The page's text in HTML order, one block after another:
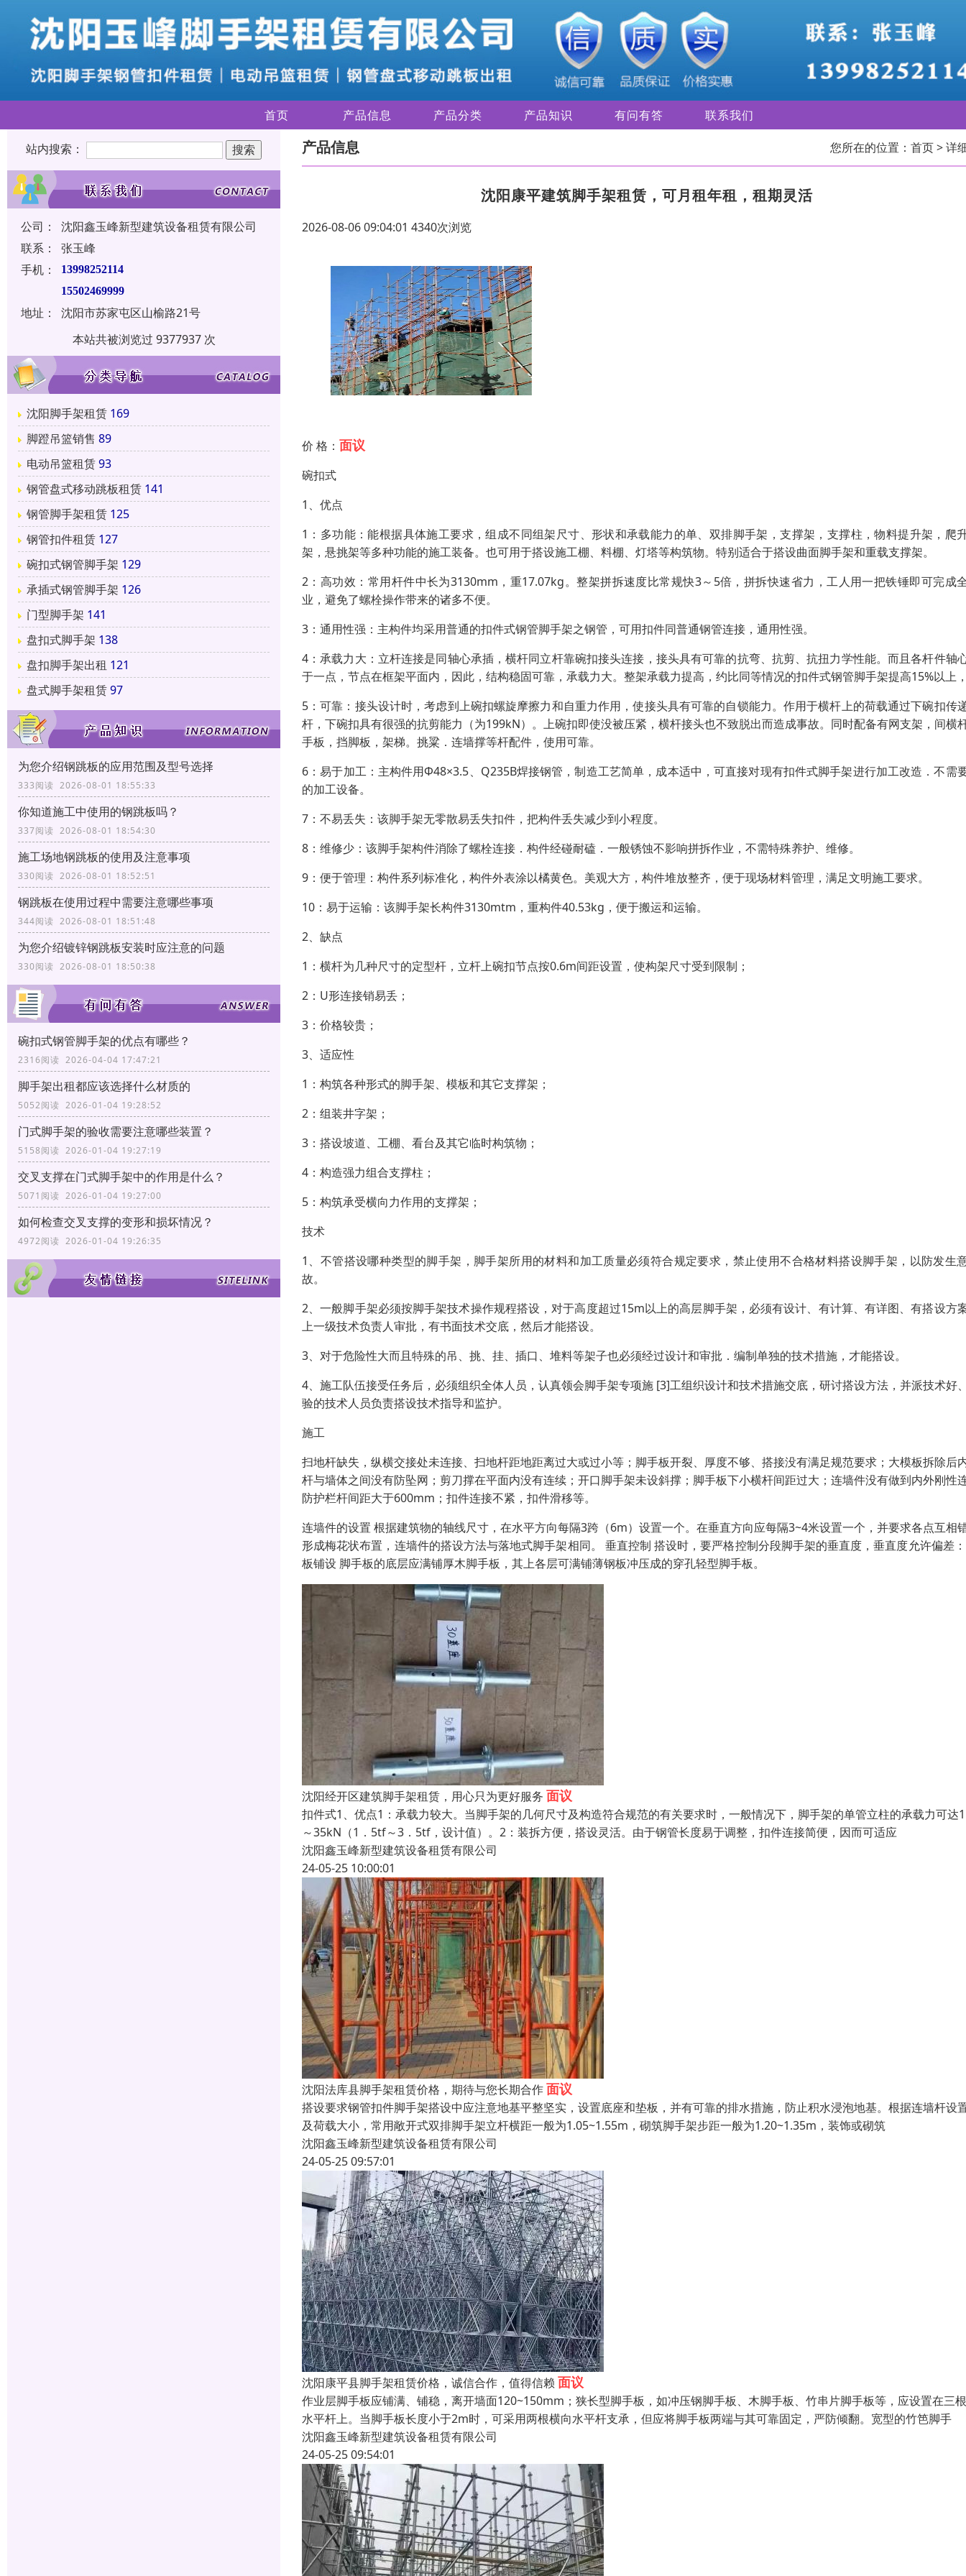
首页 产品信息 产品分类 产品知识 有问有答 联系我们
站内搜索：
公司：
沈阳鑫玉峰新型建筑设备租赁有限公司
联系：
张玉峰
手机：
13998252114
15502469999
地址：
沈阳市苏家屯区山榆路21号
本站共被浏览过 9377937 次
沈阳脚手架租赁 169
脚蹬吊篮销售 89
电动吊篮租赁93
钢管盘式移动跳板租赁 141
钢管脚手架租赁 125
钢管扣件租赁 127
碗扣式钢管脚手架 129
承插式钢管脚手架 126
门型脚手架 141
盘扣式脚手架 138
盘扣脚手架出租 121
盘式脚手架租赁97
为您介绍钢跳板的应用范围及型号选择
333阅读 2026-08-01 18:55:33
你知道施工中使用的钢跳板吗？
337阅读 2026-08-01 18:54:30
施工场地钢跳板的使用及注意事项
330阅读 2026-08-01 18:52:51
钢跳板在使用过程中需要注意哪些事项
344阅读 2026-08-01 18:51:48
为您介绍镀锌钢跳板安装时应注意的问题
330阅读 2026-08-01 18:50:38
碗扣式钢管脚手架的优点有哪些？
2316阅读 2026-04-04 17:47:21
脚手架出租都应该选择什么材质的
5052阅读 2026-01-04 19:28:52
门式脚手架的验收需要注意哪些装置？
5158阅读 2026-01-04 19:27:19
交叉支撑在门式脚手架中的作用是什么？
5071阅读 2026-01-04 19:27:00
如何检查交叉支撑的变形和损坏情况？
4972阅读 2026-01-04 19:26:35
产品信息 您所在的位置： 首页> 详
沈阳康平建筑脚手架租赁，可月租年租，租期灵活
2026-08-06 09:04:01 4340次浏览
价 格： 面议
碗扣式
1、优点
1：多功能：能根据具体施工要求，组成不同组架尺寸、形状和承载能力的单、双排脚手架，支撑架，支撑柱，物料提升架，爬
架，悬挑架等多种功能的施工装备。也可用于搭设施工棚、料棚、灯塔等构筑物。特别适合于搭设曲面脚手架和重载支撑架。
2：高功效：常用杆件中长为3130mm，重17.07kg。整架拼拆速度比常规快3～5倍，拼拆快速省力，工人用一把铁锤即可完成
业，避免了螺栓操作带来的诸多不便。
3：通用性强：主构件均采用普通的扣件式钢管脚手架之钢管，可用扣件同普通钢管连接，通用性强。
4：承载力大：立杆连接是同轴心承插，横杆同立杆靠碗扣接头连接，接头具有可靠的抗弯、抗剪、抗扭力学性能。而且各杆件轴
于一点，节点在框架平面内，因此，结构稳固可靠，承载力大。整架承载力提高，约比同等情况的扣件式钢管脚手架提高15%以上
5：可靠：接头设计时，考虑到上碗扣螺旋摩擦力和自重力作用，使接头具有可靠的自锁能力。作用于横杆上的荷载通过下碗扣传
杆，下碗扣具有很强的抗剪能力（为199kN）。上碗扣即使没被压紧，横杆接头也不致脱出而造成事故。同时配备有网支架，间横
手板，挡脚板，架梯。挑粱．连墙撑等杆配件，使用可靠。
6：易于加工：主构件用Φ48×3.5、Q235B焊接钢管，制造工艺简单，成本适中，可直接对现有扣件式脚手架进行加工改造．不需
的加工设备。
7：不易丢失：该脚手架无零散易丢失扣件，把构件丢失减少到小程度。
8：维修少：该脚手架构件消除了螺栓连接．构件经碰耐磕．一般锈蚀不影响拼拆作业，不需特殊养护、维修。
9：便于管理：构件系列标准化，构件外表涂以橘黄色。美观大方，构件堆放整齐，便于现场材料管理，满足文明施工要求。
10：易于运输：该脚手架长构件3130mtm，重构件40.53kg，便于搬运和运输。
2、缺点
1：横杆为几种尺寸的定型杆，立杆上碗扣节点按0.6m间距设置，使构架尺寸受到限制；
2：U形连接销易丢；
3：价格较贵；
3、适应性
1：构筑各种形式的脚手架、模板和其它支撑架；
2：组装井字架；
3：搭设坡道、工棚、看台及其它临时构筑物；
4：构造强力组合支撑柱；
5：构筑承受横向力作用的支撑架；
技术
1、不管搭设哪种类型的脚手架，脚手架所用的材料和加工质量必须符合规定要求，禁止使用不合格材料搭设脚手架，以防发生
故。
2、一般脚手架必须按脚手架技术操作规程搭设，对于高度超过15m以上的高层脚手架，必须有设计、有计算、有详图、有搭设方
上一级技术负责人审批，有书面技术交底，然后才能搭设。
3、对于危险性大而且特殊的吊、挑、挂、插口、堆料等架子也必须经过设计和审批．编制单独的技术措施，才能搭设。
4、施工队伍接受任务后，必须组织全体人员，认真领会脚手架专项施 [3]工组织设计和技术措施交底，研讨搭设方法，并派技术好
验的技术人员负责搭设技术指导和监护。
施工
扫地杆缺失，纵横交接处未连接、扫地杆距地距离过大或过小等；脚手板开裂、厚度不够、搭接没有满足规范要求；大模板拆除后
杆与墙体之间没有防坠网；剪刀撑在平面内没有连续；开口脚手架未设斜撑；脚手板下小横杆间距过大；连墙件没有做到内外刚性
防护栏杆间距大于600mm；扣件连接不紧，扣件滑移等。
连墙件的设置 根据建筑物的轴线尺寸，在水平方向每隔3跨（6m）设置一个。在垂直方向应每隔3~4米设置一个，并要求各点互相
形成梅花状布置，连墙件的搭设方法与落地式脚手架相同。 垂直控制 搭设时，要严格控制分段脚手架的垂直度，垂直度允许偏差
板铺设 脚手板的底层应满铺厚木脚手板，其上各层可满铺薄钢板冲压成的穿孔轻型脚手板。
沈阳经开区建筑脚手架租赁，用心只为更好服务 面议
扣件式1、优点1：承载力较大。当脚手架的几何尺寸及构造符合规范的有关要求时，一般情况下，脚手架的单管立柱的承载力可达
～35kN（1．5tf～3．5tf，设计值）。2：装拆方便，搭设灵活。由于钢管长度易于调整，扣件连接简便，因而可适应
沈阳鑫玉峰新型建筑设备租赁有限公司
24-05-25 10:00:01
沈阳法库县脚手架租赁价格，期待与您长期合作面议
搭设要求钢管扣件脚手架搭设中应注意地基平整坚实，设置底座和垫板，并有可靠的排水措施，防止积水浸泡地基。根据连墙杆设
及荷载大小，常用敞开式双排脚手架立杆横距一般为1.05~1.55m，砌筑脚手架步距一般为1.20~1.35m，装饰或砌筑
沈阳鑫玉峰新型建筑设备租赁有限公司
24-05-25 09:57:01
沈阳康平县脚手架租赁价格，诚信合作，值得信赖 面议
作业层脚手板应铺满、铺稳，离开墙面120~150mm；狭长型脚手板，如冲压钢脚手板、木脚手板、竹串片脚手板等，应设置在三
水平杆上。当脚手板长度小于2m时，可采用两根横向水平杆支承，但应将脚手板两端与其可靠固定，严防倾翻。宽型的竹笆脚手
沈阳鑫玉峰新型建筑设备租赁有限公司
24-05-25 09:54:01